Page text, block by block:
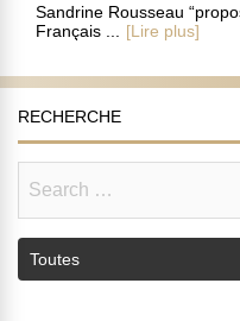
Sandrine Rousseau
Français ...
[Lire plus]
RECHERCHE